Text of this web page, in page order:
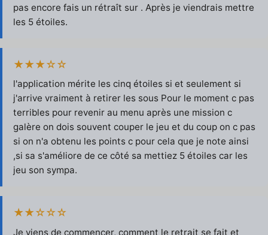
pas encore fais un rétraît sur . Après je viendrais mettre
les 5 étoiles.
★★★☆☆
l'application mérite les cinq étoiles si et seulement si
j'arrive vraiment à retirer les sous Pour le moment c pas
terribles pour revenir au menu après une mission c
galère on dois souvent couper le jeu et du coup on c pas
si on n'a obtenu les points c pour cela que je note ainsi
,si sa s'améliore de ce côté sa mettiez 5 étoiles car les
jeu son sympa.
★★☆☆☆
Je viens de commencer, comment le retrait se fait et